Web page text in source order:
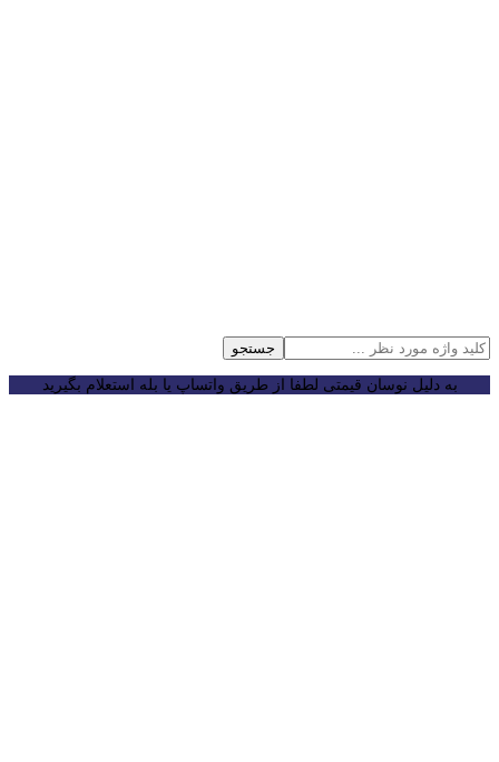
جستجو
به دلیل نوسان قیمتی لطفا از طریق واتساپ یا بله استعلام بگیرید